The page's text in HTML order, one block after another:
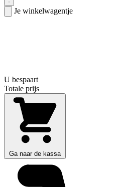
Je winkelwagentje
U bespaart
Totale prijs
Ga naar de kassa